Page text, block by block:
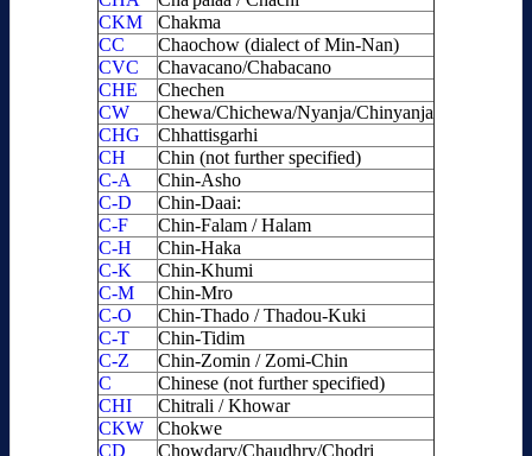
CKM
Chakma
CC
Chaochow (dialect of Min-Nan)
CVC
Chavacano/Chabacano
CHE
Chechen
CW
Chewa/Chichewa/Nyanja/Chinyanja
CHG
Chhattisgarhi
CH
Chin (not further specified)
C-A
Chin-Asho
C-D
Chin-Daai:
C-F
Chin-Falam / Halam
C-H
Chin-Haka
C-K
Chin-Khumi
C-M
Chin-Mro
C-O
Chin-Thado / Thadou-Kuki
C-T
Chin-Tidim
C-Z
Chin-Zomin / Zomi-Chin
C
Chinese (not further specified)
CHI
Chitrali / Khowar
CKW
Chokwe
CD
Chowdary/Chaudhry/Chodri